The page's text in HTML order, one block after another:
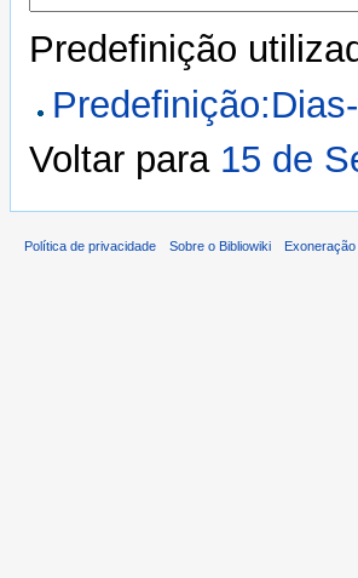
Predefinição
Voltar para 15 de
Política de privacidade Sobre o Bibliowiki